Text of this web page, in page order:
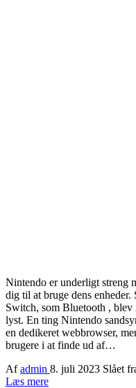
Nintendo er underligt streng
dig til at bruge dens
Switch, som Bluetooth ,
lyst. En ting Nintendo
en dedikeret webbrowser,
brugere i at finde ud af…
Af admin 8. juli 2023 Slået
Læs mere